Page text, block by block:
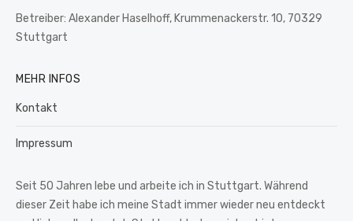
Betreiber: Alexander Haselhoff, Krummenackerstr. 10, 70329
Stuttgart
MEHR INFOS
Kontakt
Impressum
Seit 50 Jahren lebe und arbeite ich in Stuttgart. Während
dieser Zeit habe ich meine Stadt immer wieder neu entdeckt